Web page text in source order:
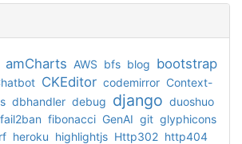
amCharts AWS bfs blog bootstrap
CKEditor codemirror Context-
dbhandler debug django duoshuo
fail2ban fibonacci GenAI git glyphicons
heroku highlightjs Http302 http404